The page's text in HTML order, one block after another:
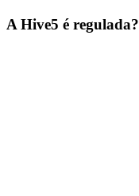
A Hive5 é regulada?